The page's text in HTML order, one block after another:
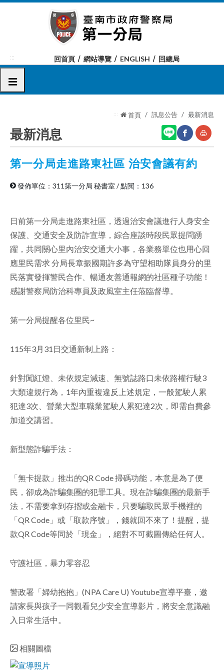
跳
容
塊
::: 回首頁 網站導覽 ENGLISH 回總局
選單
::: 首頁 訊息公告 最新消息
最新消息
網
至
facebook
第一分局走進路東社區 治安會議有約
發佈單位：311第一分局 秘書室 /點閱：136
日前第一分局走進路東社區，透過治安會議進行人身安全
保護、交通安全及防詐宣導，綜合座談時段民眾提問踴
躍，共同關心里內治安交通大小事，各業務單位也用心回
應里民需求 分局長章振國期許多為守望相助隊員身分的里
民落實發揮警民合作、暢通友善通報網的社區種子功能！
感謝警察局防治科專員及政風室主任蒞臨督導。
第一分局提醒各位里民~
115年3月31日交通新制上路：
針對闖紅燈、未依規定減速、無號誌路口未依路權行駛3
大類違規行為，1年內重複違反上述規定，一般駕駛人累
犯達3次、營業大型車職業駕駛人累犯達2次，即需自費參
加道交講習。
新型態詐騙手法：
「無卡提款」推出的QR Code 掃碼功能，本意是為了便
民，卻成為詐騙集團的犯罪工具。現在詐騙集團的最新手
法，不需要拿到存摺或金融卡，只要騙取民眾手機裡的
「QR Code」或「取款序號」，錢就回不來了！提醒，提
款QR Code等同於「現金」，絕對不可截圖傳給任何人。
守護社區，暴力零容忍
警政署「婦幼抱抱」(NPA Care U) Youtube宣導平臺，邀
請家長與孩子一同觀看兒少安全宣導影片，將安全意識融
入日常生活中。
相關圖檔